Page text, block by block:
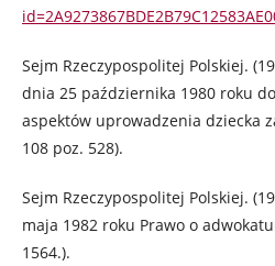
Sejm Rzeczypospolitej Polskiej.
dnia 25 października 1980 roku
aspektów uprowadzenia dziecka
108 poz. 528).
Sejm Rzeczypospolitej Polskiej.
maja 1982 roku Prawo o
1564.).